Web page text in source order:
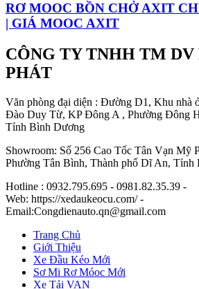
RƠ MOOC BỒN CHỞ AXIT
| GIÁ MOOC AXIT
CÔNG TY TNHH TM
PHÁT
Văn phòng đại diện : Đường D1, Khu nhà
Đào Duy Từ, KP Đông A , Phường Đông
Tỉnh Bình Dương
Showroom: Số 256 Cao Tốc Tân Vạn Mỹ
Phường Tân Bình, Thành phố Dĩ An, Tỉnh
Hotline : 0932.795.695 - 0981.82.35.39 -
Web: https://xedaukeocu.com/ -
Email:Congdienauto.qn@gmail.com
Trang Chủ
Giới Thiệu
Xe Đầu Kéo Mới
Sơ Mi Rơ Móoc Mới
Xe Tải VAN